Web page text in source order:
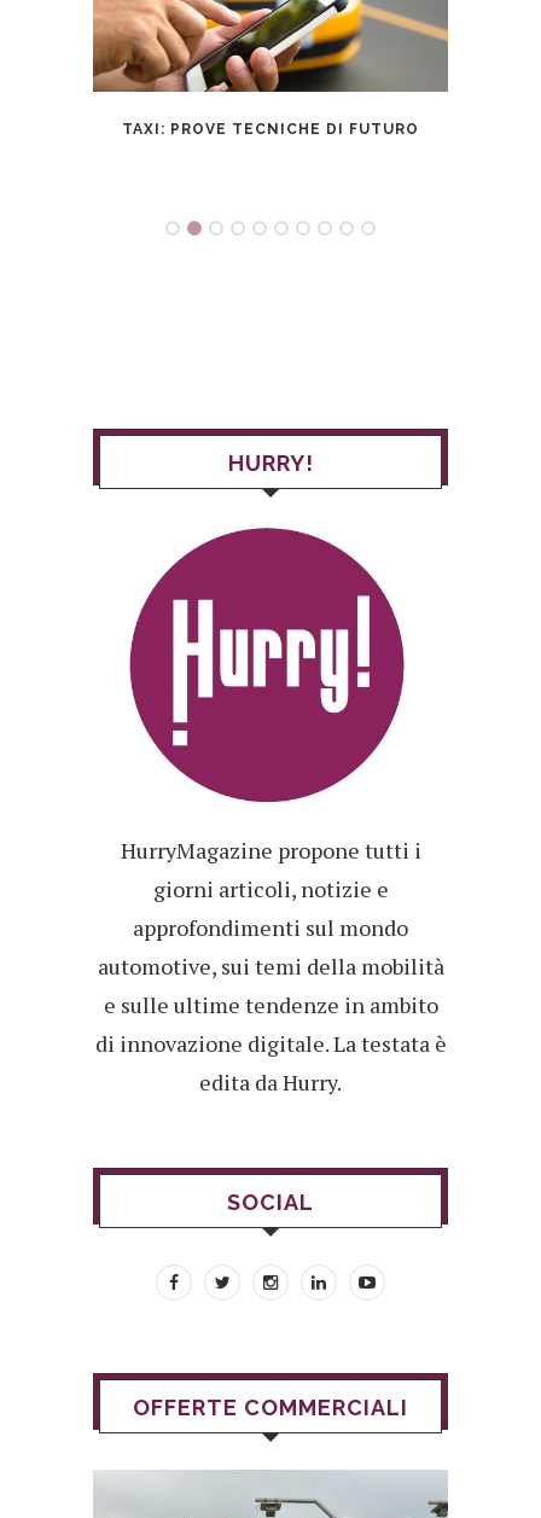
TAXI: PROVE TECNICHE DI FUTURO
HURRY!
HurryMagazine propone tutti i
giorni articoli, notizie e
approfondimenti sul mondo
automotive, sui temi della mobilità
e sulle ultime tendenze in ambito
di innovazione digitale. La testata è
edita da Hurry.
SOCIAL
OFFERTE COMMERCIALI